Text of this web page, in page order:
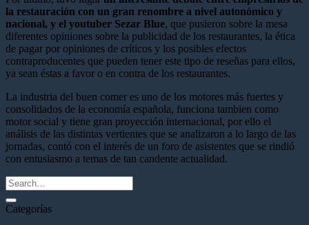
la restauración con un gran renombre a nivel autonómico y
nacional, y el youtuber Sezar Blue, que pusieron sobre la mesa
diferentes opiniones sobre la publicidad de los restaurantes, la ética
de pagar por opiniones de críticos y los posibles efectos
contraproducentes que pueden tener este tipo de reseñas para ellos,
ya sean éstas a favor o en contra de los restaurantes.
La industria del buen comer es uno de los motores más fuertes y
consolidados de la economía española, funciona tambien como
motor social y tiene gran proyección internacional, por ello el
análisis de las distintas vertientes que se analizaron a lo largo de las
jornadas, contó con el interés de un foro de asistentes que se rindió
con entusiasmo a temas de tan candente actualidad.
Categorías